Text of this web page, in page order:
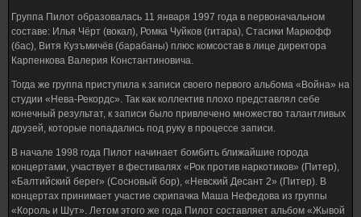
Группа Пилот образовалась 11 января 1997 года в первоначальном
составе: Илья Чёрт (вокал), Ромка Чуйков (гитара), Стасики Маркофф
(бас), Витя Кузъмичёв (барабаны) плюс комсостав в лице директора
Карпенкова Валерия Константиновича.
Тогда же группа приступила к записи своего первого альбома «Война» на
студии «Нева-Рекордс». Так как коллектив плохо представлял себе
конечный результат, к записи было привлечено множество талантливых
друзей, которые попадались под руку в процессе записи.
В начале 1998 года Пилот начинает бомбить ближайшие города
концертами, участвует в фестивалях «Рок против наркотиков» (Питер),
«Балтийский берег» (Сосновый бор), «Невский Десант 2» (Питер). В
концертах принимает участие скрипачка Маша Нефедова из группы
«Король и Шут». Летом этого же года Пилот составляет альбом «Жывой